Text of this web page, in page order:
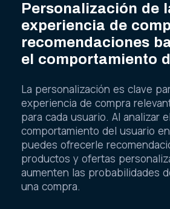
Personalización de
experiencia de
recomendaciones
el comportamiento
La personalización es clave
experiencia de compra
para cada usuario. Al analizar el
comportamiento del usuario
puedes ofrecerle
productos y ofertas
aumenten las probabilidades
una compra.